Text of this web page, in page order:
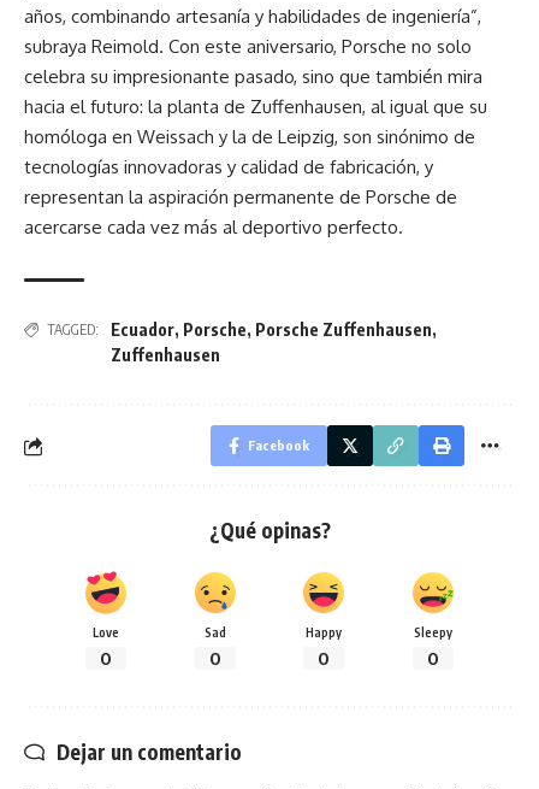
años, combinando artesanía y habilidades de ingeniería”,
subraya Reimold. Con este aniversario, Porsche no solo
celebra su impresionante pasado, sino que también mira
hacia el futuro: la planta de Zuffenhausen, al igual que su
homóloga en Weissach y la de Leipzig, son sinónimo de
tecnologías innovadoras y calidad de fabricación, y
representan la aspiración permanente de Porsche de
acercarse cada vez más al deportivo perfecto.
TAGGED: Ecuador, Porsche, Porsche Zuffenhausen,
Zuffenhausen
Facebook
¿Qué opinas?
Love
0
Sad
0
Happy
0
Sleepy
0
Dejar un comentario